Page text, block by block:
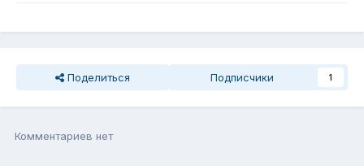
Поделиться Подписчики 1
Комментариев нет